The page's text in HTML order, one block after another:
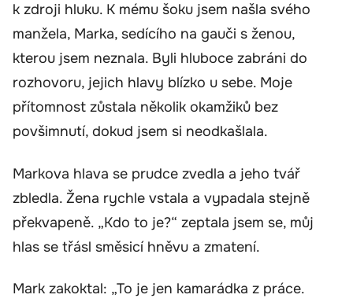
k zdroji hluku. K mému šoku jsem našla svého
manžela, Marka, sedícího na gauči s ženou,
kterou jsem neznala. Byli hluboce zabráni do
rozhovoru, jejich hlavy blízko u sebe. Moje
přítomnost zůstala několik okamžiků bez
povšimnutí, dokud jsem si neodkašlala.
Markova hlava se prudce zvedla a jeho tvář
zbledla. Žena rychle vstala a vypadala stejně
překvapeně. „Kdo to je?“ zeptala jsem se, můj
hlas se třásl směsicí hněvu a zmatení.
Mark zakoktal: „To je jen kamarádka z práce.